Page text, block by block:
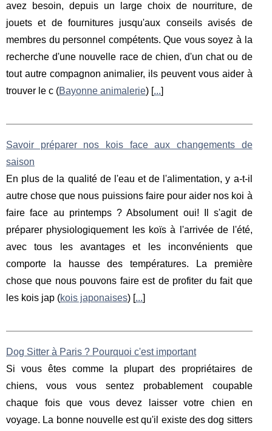
avez besoin, depuis un large choix de nourriture, de
jouets et de fournitures jusqu'aux conseils avisés de
membres du personnel compétents. Que vous soyez à la
recherche d'une nouvelle race de chien, d'un chat ou de
tout autre compagnon animalier, ils peuvent vous aider à
trouver le c (Bayonne animalerie) [...]
Savoir préparer nos kois face aux changements de
saison
En plus de la qualité de l'eau et de l'alimentation, y a-t-il
autre chose que nous puissions faire pour aider nos koi à
faire face au printemps ? Absolument oui! Il s'agit de
préparer physiologiquement les koïs à l'arrivée de l'été,
avec tous les avantages et les inconvénients que
comporte la hausse des températures. La première
chose que nous pouvons faire est de profiter du fait que
les kois jap (kois japonaises) [...]
Dog Sitter à Paris ? Pourquoi c'est important
Si vous êtes comme la plupart des propriétaires de
chiens, vous vous sentez probablement coupable
chaque fois que vous devez laisser votre chien en
voyage. La bonne nouvelle est qu'il existe des dog sitters